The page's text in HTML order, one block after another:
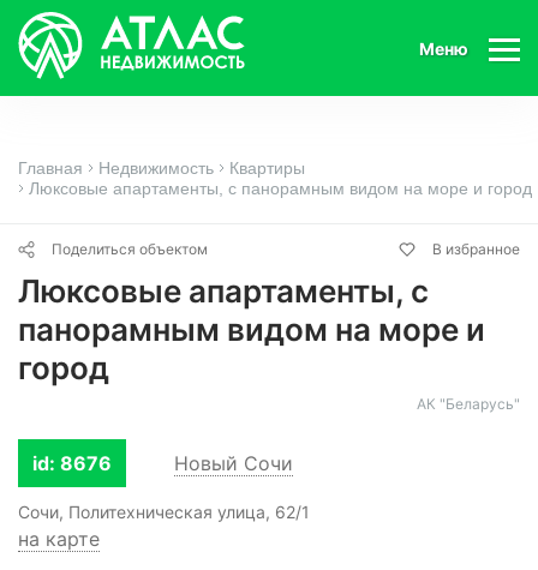
Меню
Главная Недвижимость
Квартиры
Люксовые апартаменты, с панорамным видом на море и город
Поделиться объектом В избранное
Люксовые апартаменты, с
панорамным видом на море и
город
АК "Беларусь"
id: 8676 Новый Сочи
Сочи, Политехническая улица, 62/1
на карте